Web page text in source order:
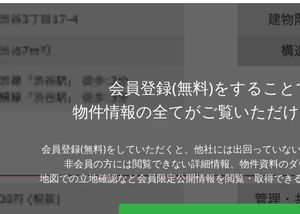
会員登録(無料)をするこ
物件情報の全てがご覧いただけ
会員登録(無料)をしていただくと、他社には出回っていな
非会員の方には閲覧できない詳細情報、物件資料のダ
地図での立地確認など会員限定公開情報を閲覧・取得でき